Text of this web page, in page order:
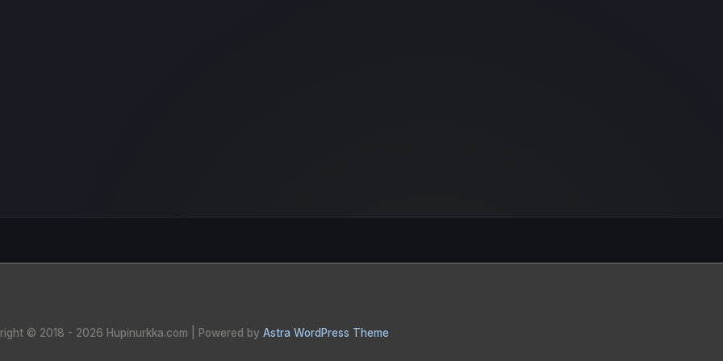
© 2018 - 2026 Hupinurkka.com | Powered by Astra WordPress Theme